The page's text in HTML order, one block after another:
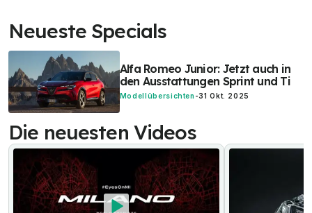
Neueste Specials
Alfa Romeo Junior: Jetzt auch in
den Ausstattungen Sprint und Ti
Modellübersichten -31 Okt. 2025
Die neuesten Videos